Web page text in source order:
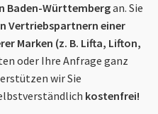
Baden-Württembergan. Sie
Vertriebspartnern einer
Marken (z. B. Lifta, Lifton,
oder Ihre Anfrage ganz
wir Sie
kostenfrei!